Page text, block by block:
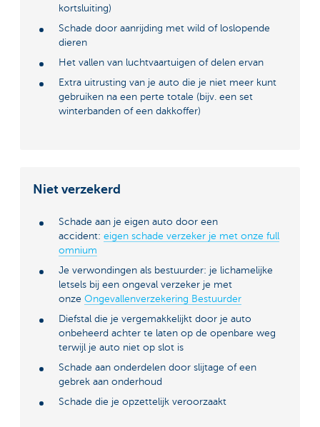
kortsluiting)
Schade door aanrijding met wild of loslopende
dieren
Het vallen van luchtvaartuigen of delen ervan
Extra uitrusting van je auto die je niet meer kunt
gebruiken na een perte totale (bijv. een set
winterbanden of een dakkoffer)
Niet verzekerd
Schade aan je eigen auto door een
accident: eigen schade verzeker je met onze full
omnium
Je verwondingen als bestuurder: je lichamelijke
letsels bij een ongeval verzeker je met
onze Ongevallenverzekering Bestuurder
Diefstal die je vergemakkelijkt door je auto
onbeheerd achter te laten op de openbare weg
terwijl je auto niet op slot is
Schade aan onderdelen door slijtage of een
gebrek aan onderhoud
Schade die je opzettelijk veroorzaakt